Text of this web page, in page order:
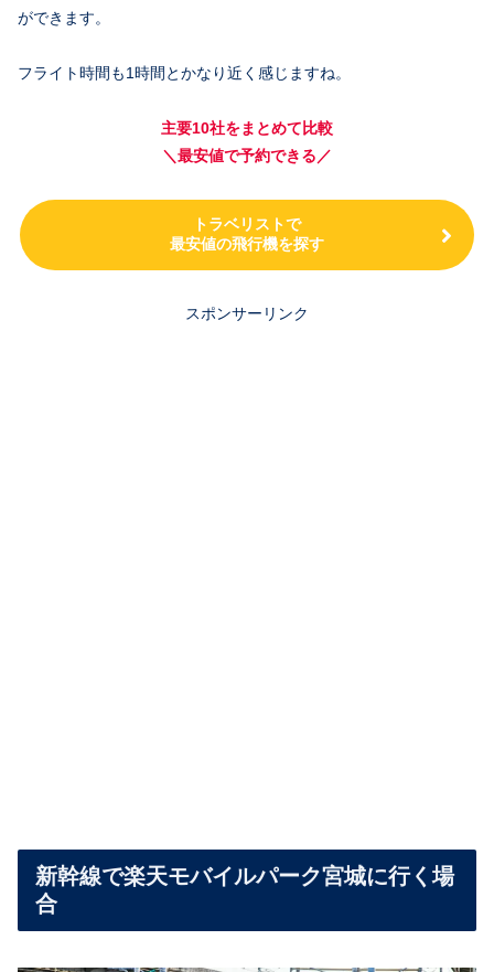
ができます。
フライト時間も1時間とかなり近く感じますね。
主要10社をまとめて比較
＼最安値で予約できる／
トラベリストで
最安値の飛行機を探す
スポンサーリンク
新幹線で楽天モバイルパーク宮城に行く場
合